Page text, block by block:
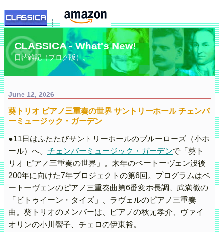
CLASSICA - What's New!
日替雑記（ブログ版）。
June 12, 2026
葵トリオ ピアノ三重奏の世界 サントリーホール チェンバ
ーミュージック・ガーデン
●11日はふたたびサントリーホールのブルーローズ（小ホ
ール）へ。 チェンバーミュージック・ガーデンで「葵ト
リオ ピアノ三重奏の世界」。来年のベートーヴェン没後
200年に向けた7年プロジェクトの第6回。プログラムはベ
ートーヴェンのピアノ三重奏曲第6番変ホ長調、武満徹の
「ビトゥイーン・タイズ」、ラヴェルのピアノ三重奏
曲。葵トリオのメンバーは、ピアノの秋元孝介、ヴァイ
オリンの小川響子、チェロの伊東裕。